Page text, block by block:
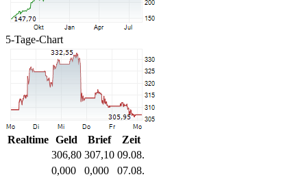
5-Tage-Chart
Realtime Geld Brief
Zeit
306,80 307,10 09.08.
0,000
0,000 07.08.